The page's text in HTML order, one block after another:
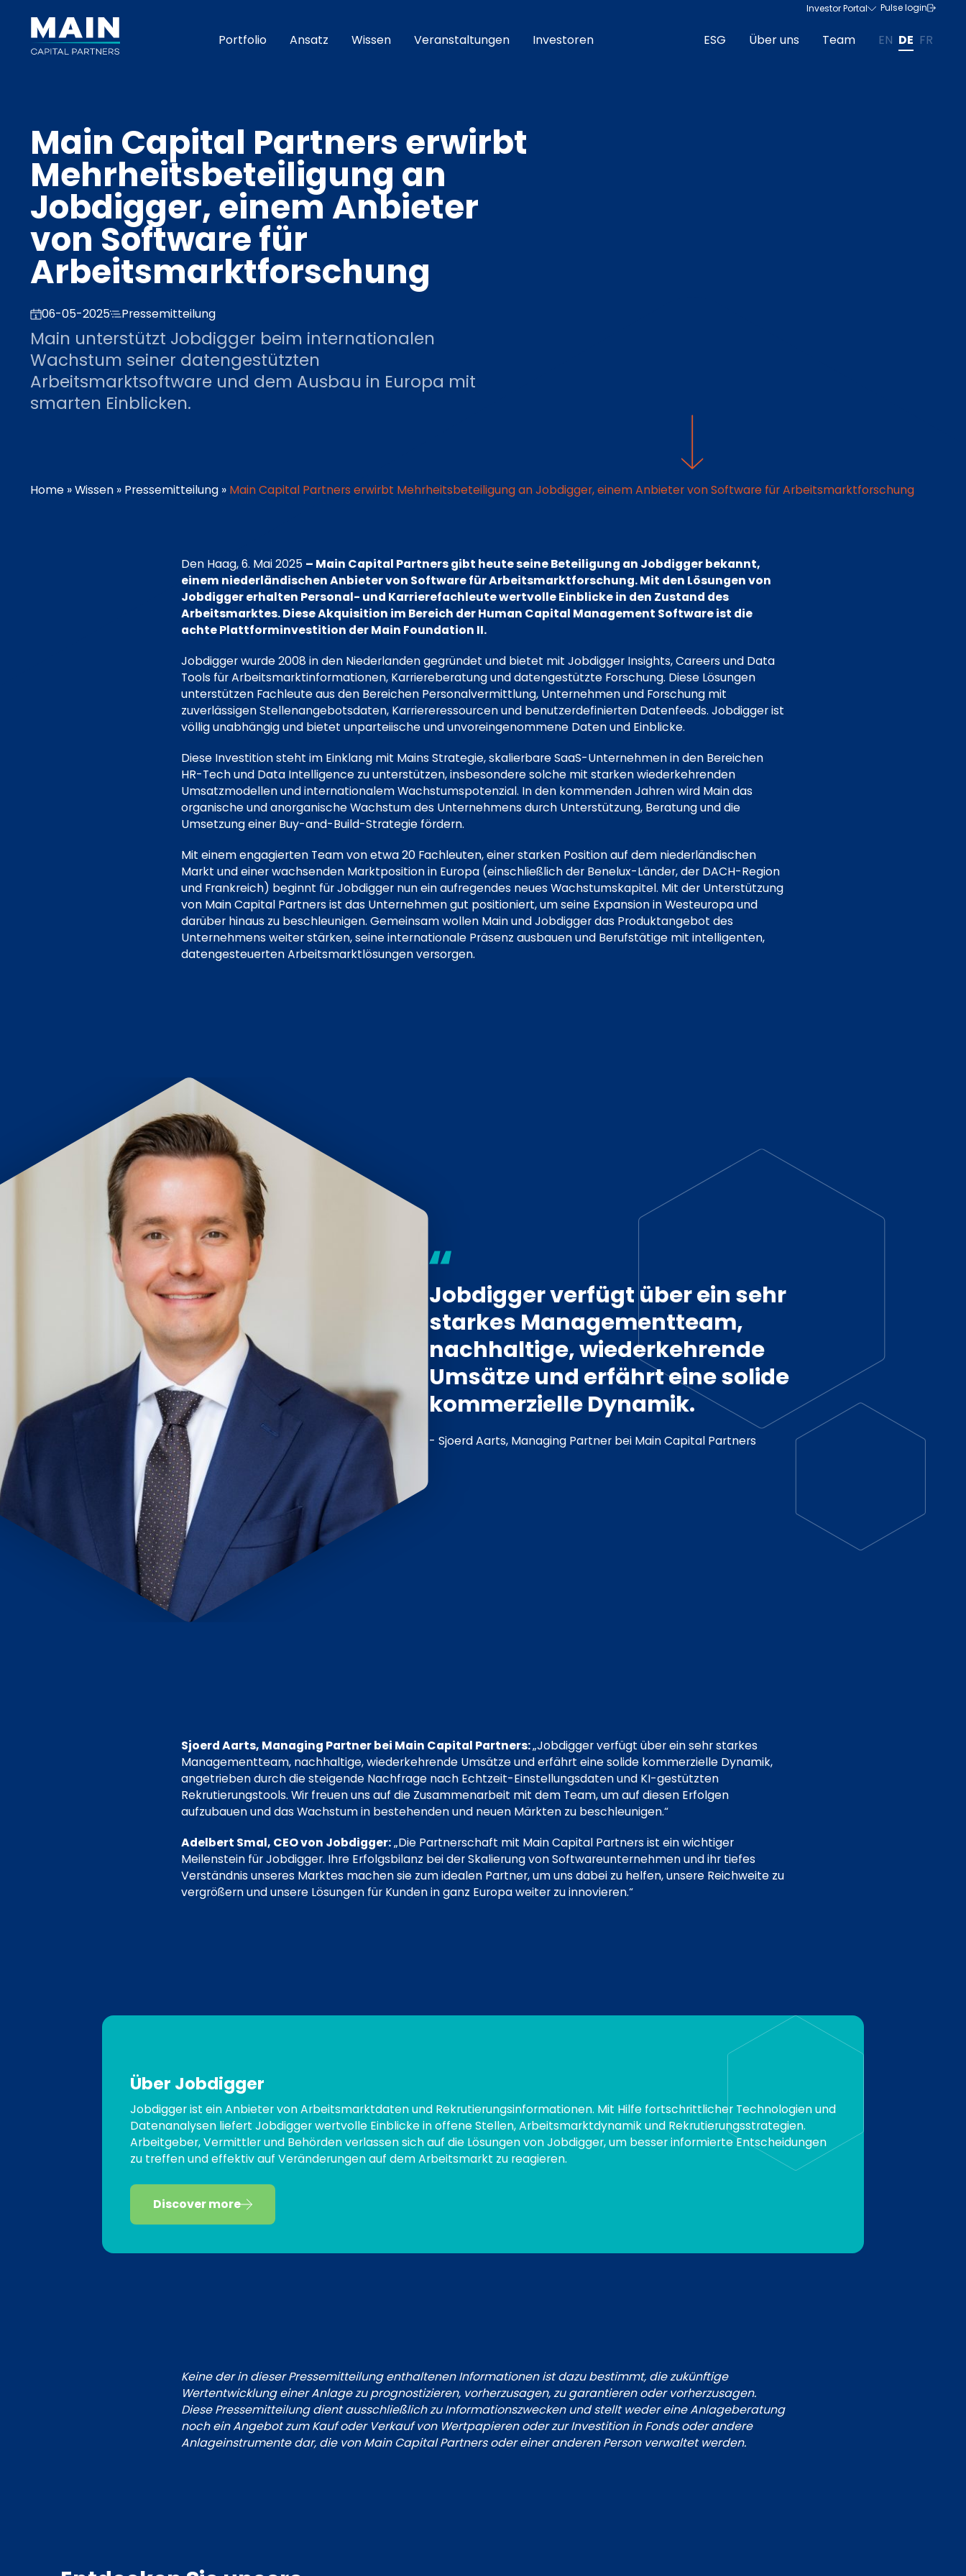
Investor Portal Pulse login
Portfolio Ansatz Wissen Veranstaltungen Investoren ESG Über uns Team EN DE FR
Main Capital Partners erwirbt
Mehrheitsbeteiligung an
Jobdigger, einem Anbieter
von Software für
Arbeitsmarktforschung
06-05-2025 Pressemitteilung
Main unterstützt Jobdigger beim internationalen
Wachstum seiner datengestützten
Arbeitsmarktsoftware und dem Ausbau in Europa mit
smarten Einblicken.
Home »Wissen » Pressemitteilung » Main Capital Partners erwirbt Mehrheitsbeteiligung an Jobdigger, einem Anbieter von Software für Arbeitsmarktforschung
Den Haag, 6. Mai 2025 – Main Capital Partners gibt heute seine Beteiligung an Jobdigger bekannt,
einem niederländischen Anbieter von Software für Arbeitsmarktforschung. Mit den Lösungen von
Jobdigger erhalten Personal- und Karrierefachleute wertvolle Einblicke in den Zustand des
Arbeitsmarktes. Diese Akquisition im Bereich der Human Capital Management Software ist die
achte Plattforminvestition der Main Foundation II.
Jobdigger wurde 2008 in den Niederlanden gegründet und bietet mit Jobdigger Insights, Careers und Data
Tools für Arbeitsmarktinformationen, Karriereberatung und datengestützte Forschung. Diese Lösungen
unterstützen Fachleute aus den Bereichen Personalvermittlung, Unternehmen und Forschung mit
zuverlässigen Stellenangebotsdaten, Karriereressourcen und benutzerdefinierten Datenfeeds. Jobdigger ist
völlig unabhängig und bietet unparteiische und unvoreingenommene Daten und Einblicke.
Diese Investition steht im Einklang mit Mains Strategie, skalierbare SaaS-Unternehmen in den Bereichen
HR-Tech und Data Intelligence zu unterstützen, insbesondere solche mit starken wiederkehrenden
Umsatzmodellen und internationalem Wachstumspotenzial. In den kommenden Jahren wird Main das
organische und anorganische Wachstum des Unternehmens durch Unterstützung, Beratung und die
Umsetzung einer Buy-and-Build-Strategie fördern.
Mit einem engagierten Team von etwa 20 Fachleuten, einer starken Position auf dem niederländischen
Markt und einer wachsenden Marktposition in Europa (einschließlich der Benelux-Länder, der DACH-Region
und Frankreich) beginnt für Jobdigger nun ein aufregendes neues Wachstumskapitel. Mit der Unterstützung
von Main Capital Partners ist das Unternehmen gut positioniert, um seine Expansion in Westeuropa und
darüber hinaus zu beschleunigen. Gemeinsam wollen Main und Jobdigger das Produktangebot des
Unternehmens weiter stärken, seine internationale Präsenz ausbauen und Berufstätige mit intelligenten,
datengesteuerten Arbeitsmarktlösungen versorgen.
Jobdigger verfügt über ein sehr
starkes Managementteam,
nachhaltige, wiederkehrende
Umsätze und erfährt eine solide
kommerzielle Dynamik.
- Sjoerd Aarts, Managing Partner bei Main Capital Partners
Sjoerd Aarts, Managing Partner bei Main Capital Partners:„Jobdigger verfügt über ein sehr starkes
Managementteam, nachhaltige, wiederkehrende Umsätze und erfährt eine solide kommerzielle Dynamik,
angetrieben durch die steigende Nachfrage nach Echtzeit-Einstellungsdaten und KI-gestützten
Rekrutierungstools. Wir freuen uns auf die Zusammenarbeit mit dem Team, um auf diesen Erfolgen
aufzubauen und das Wachstum in bestehenden und neuen Märkten zu beschleunigen.“
Adelbert Smal, CEO von Jobdigger:„Die Partnerschaft mit Main Capital Partners ist ein wichtiger
Meilenstein für Jobdigger. Ihre Erfolgsbilanz bei der Skalierung von Softwareunternehmen und ihr tiefes
Verständnis unseres Marktes machen sie zum idealen Partner, um uns dabei zu helfen, unsere Reichweite zu
vergrößern und unsere Lösungen für Kunden in ganz Europa weiter zu innovieren.“
Über Jobdigger
Jobdigger ist ein Anbieter von Arbeitsmarktdaten und Rekrutierungsinformationen. Mit Hilfe fortschrittlicher Technologien und
Datenanalysen liefert Jobdigger wertvolle Einblicke in offene Stellen, Arbeitsmarktdynamik und Rekrutierungsstrategien.
Arbeitgeber, Vermittler und Behörden verlassen sich auf die Lösungen von Jobdigger, um besser informierte Entscheidungen
zu treffen und effektiv auf Veränderungen auf dem Arbeitsmarkt zu reagieren.
Discover more
Keine der in dieser Pressemitteilung enthaltenen Informationen ist dazu bestimmt, die zukünftige
Wertentwicklung einer Anlage zu prognostizieren, vorherzusagen, zu garantieren oder vorherzusagen.
Diese Pressemitteilung dient ausschließlich zu Informationszwecken und stellt weder eine Anlageberatung
noch ein Angebot zum Kauf oder Verkauf von Wertpapieren oder zur Investition in Fonds oder andere
Anlageinstrumente dar, die von Main Capital Partners oder einer anderen Person verwaltet werden.